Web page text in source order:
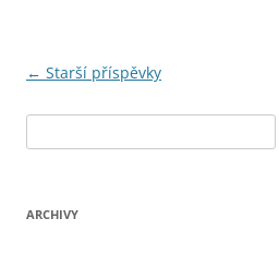
Navigace
← Starší příspěvky
ARCHIVY